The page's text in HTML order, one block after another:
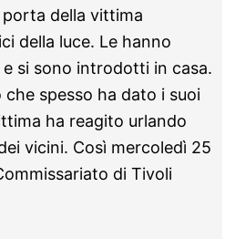
della vittima
della luce. Le hanno
si sono introdotti in casa.
spesso ha dato i suoi
ha reagito urlando
vicini. Così mercoledì 25
di Tivoli